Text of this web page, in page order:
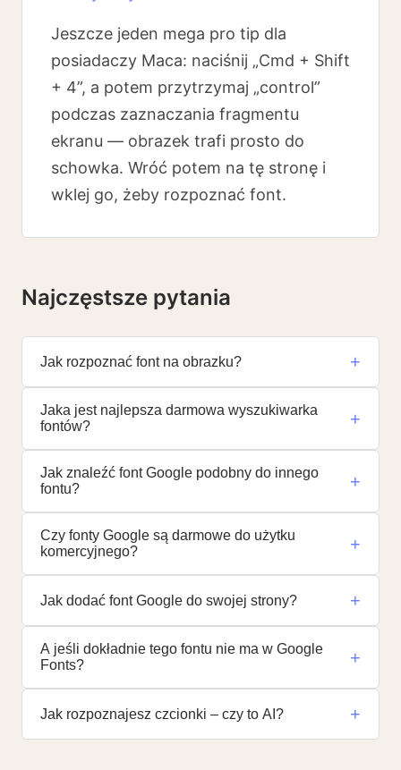
Jeszcze jeden mega pro tip dla
posiadaczy Maca: naciśnij „Cmd + Shift
+ 4”, a potem przytrzymaj „control”
podczas zaznaczania fragmentu
ekranu — obrazek trafi prosto do
schowka. Wróć potem na tę stronę i
wklej go, żeby rozpoznać font.
Najczęstsze pytania
Jak rozpoznać font na obrazku? +
Jaka jest najlepsza darmowa wyszukiwarka
fontów?
+
Jak znaleźć font Google podobny do innego
fontu?
+
Czy fonty Google są darmowe do użytku
komercyjnego?
+
Jak dodać font Google do swojej strony? +
A jeśli dokładnie tego fontu nie ma w Google
Fonts?
+
Jak rozpoznajesz czcionki – czy to AI? +